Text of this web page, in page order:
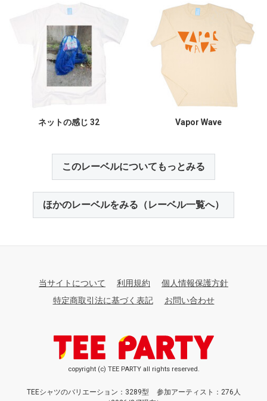
ネットの感じ 32 Vapor Wave
このレーベルについてもっとみる
ほかのレーベルをみる（レーベル一覧へ）
当サイトについて 利用規約
個人情報保護方針
特定商取引法に基づく表記
お問い合わせ
copyright (c) TEE PARTY all rights reserved.
TEEシャツのバリエーション：3289型
参加アーティスト：276人